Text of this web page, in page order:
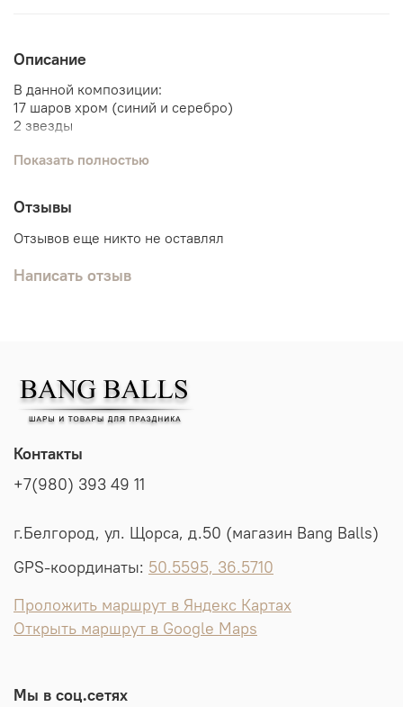
Описание
В данной композиции:
17 шаров хром (синий и серебро)
2 звезды
(количество и цветовую гамму шаров можно изменить)
Показать полностью
Отзывы
Отзывов еще никто не оставлял
Написать отзыв
Контакты
+7(980) 393 49 11
г.Белгород, ул. Щорса, д.50 (магазин Bang Balls)
GPS-координаты: 50.5595, 36.5710
Проложить маршрут в Яндекс Картах
Открыть маршрут в Google Maps
Мы в соц.сетях